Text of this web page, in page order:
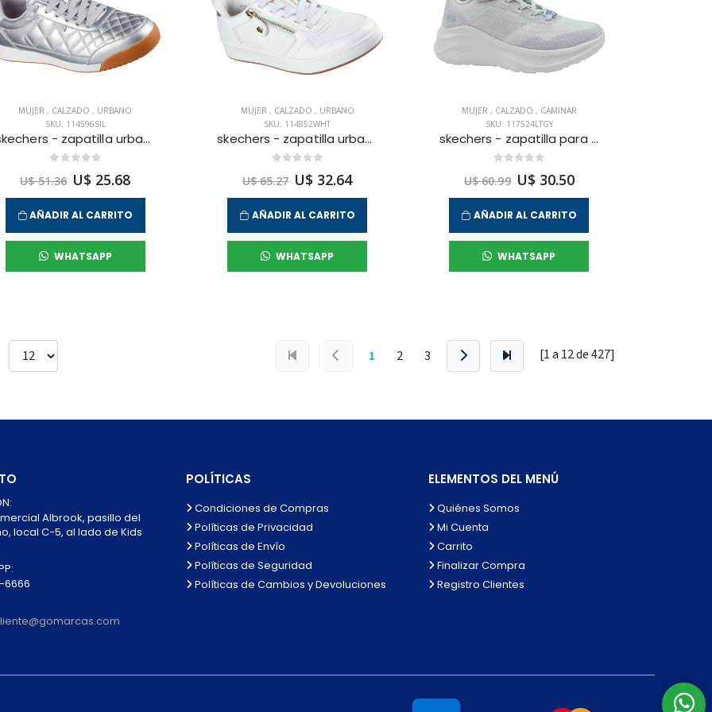
MUJER, CALZADO, URBANO
SKU: 114596SIL
skechers - zapatilla urbana bobs billie para mujer
U$ 51.36 U$ 25.68
AÑADIR AL CARRITO
WHATSAPP
MUJER , CALZADO , URBANO
SKU: 114852WHT
skechers - zapatilla urbana bcute court para mujer
U$ 65.27 U$ 32.64
AÑADIR AL CARRITO
WHATSAPP
MUJER , CALZADO , CAMINAR
SKU: 117524LTGY
skechers - zapatilla para caminar bobs chaos hi para mujer
U$ 60.99 U$ 30.50
AÑADIR AL CARRITO
WHATSAPP
1 2 3 [1 a 12de427]
Albrook, pasillo del
local C-5, al lado de Kids
6666
POLÍTICAS
Condiciones de Compras
Políticas de Privacidad
Políticas de Envío
Políticas de Seguridad
Políticas de Cambios y Devoluciones
ELEMENTOS DEL MENÚ
Quiénes Somos
Mi Cuenta
Carrito
Finalizar Compra
Registro Clientes